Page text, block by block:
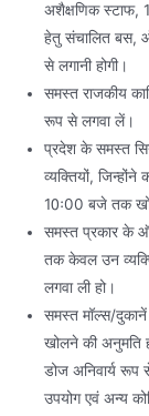
अशैक्षणिक स्टाफ,
हेतु संचालित बस,
से लगानी होगी।
समस्त राजकीय
रूप से लगवा लें।
प्रदेश के समस्त
व्यक्तियों, जिन्होंने
10ः00 बजे तक
समस्त प्रकार के
तक केवल उन
लगवा ली हो।
समस्त मॉल्स/दुकानें
खोलने की अनुमति
डोज अनिवार्य रूप
उपयोग एवं अन्य